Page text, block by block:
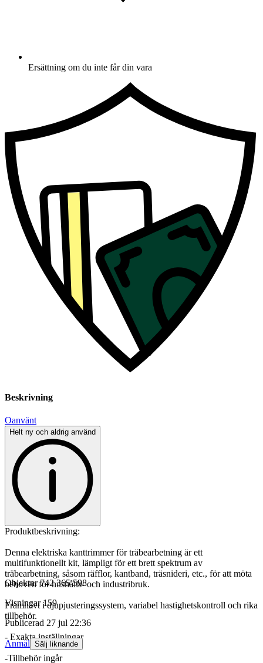
Ersättning om du inte får din vara
Beskrivning
Oanvänt
Helt ny och aldrig använd
Produktbeskrivning:
Denna elektriska kanttrimmer för träbearbetning är ett
multifunktionellt kit, lämpligt för ett brett spektrum av
träbearbetning, såsom räfflor, kantband, träsnideri, etc., för att möta
behoven för hushålls- och industribruk.
Framhävt i djupjusteringssystem, variabel hastighetskontroll och rika
tillbehör.
- Exakta inställningar
-Tillbehör ingår
Objektnr 742 365 598
Visningar 159
Publicerad 27 jul 22:36
Anmäl Sälj liknande